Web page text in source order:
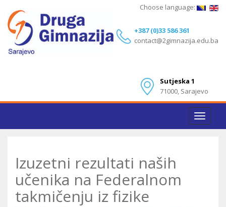
+387 (0)33 586 361
contact@2gimnazija.edu.ba
Sutjeska 1
71000, Sarajevo
Choose language:
Toggle
Izuzetni rezultati naših
učenika na Federalnom
takmičenju iz fizike